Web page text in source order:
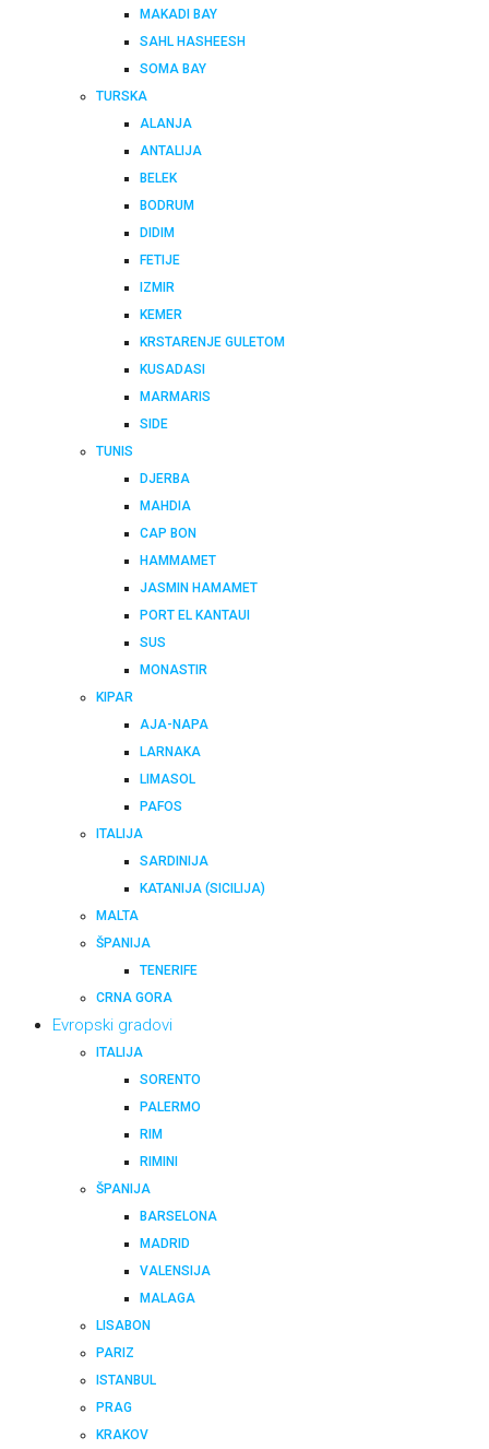
MAKADI BAY
SAHL HASHEESH
SOMA BAY
TURSKA
ALANJA
ANTALIJA
BELEK
BODRUM
DIDIM
FETIJE
IZMIR
KEMER
KRSTARENJE GULETOM
KUSADASI
MARMARIS
SIDE
TUNIS
DJERBA
MAHDIA
CAP BON
HAMMAMET
JASMIN HAMAMET
PORT EL KANTAUI
SUS
MONASTIR
KIPAR
AJA-NAPA
LARNAKA
LIMASOL
PAFOS
ITALIJA
SARDINIJA
KATANIJA (SICILIJA)
MALTA
ŠPANIJA
TENERIFE
CRNA GORA
Evropski gradovi
ITALIJA
SORENTO
PALERMO
RIM
RIMINI
ŠPANIJA
BARSELONA
MADRID
VALENSIJA
MALAGA
LISABON
PARIZ
ISTANBUL
PRAG
KRAKOV